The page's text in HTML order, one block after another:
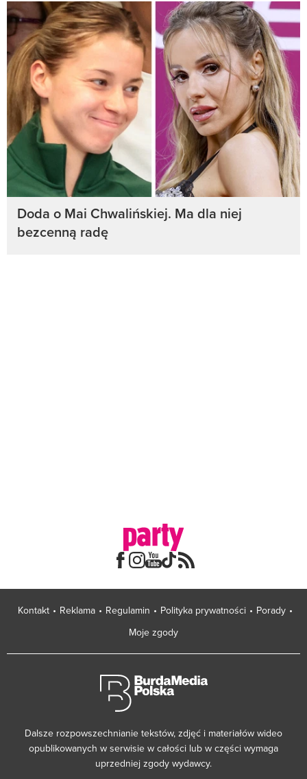
Doda o Mai Chwalińskiej. Ma dla niej
bezcenną radę
Kontakt Reklama Regulamin Polityka prywatności
Porady
Moje zgody
Dalsze rozpowszechnianie tekstów, zdjęć i materiałów wideo
opublikowanych w serwisie w całości lub w części wymaga
uprzedniej zgody wydawcy.